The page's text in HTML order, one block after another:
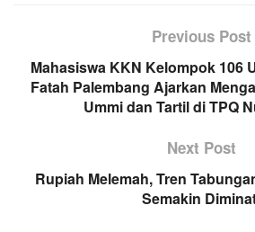
Previous Post
Mahasiswa KKN Kelompok 106
Fatah Palembang Ajarkan
Ummi dan Tartil di TPQ
Next Post
Rupiah Melemah, Tren
Semakin